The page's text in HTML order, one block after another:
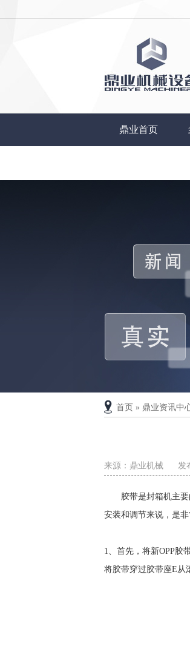
鼎业首页
首页 » 鼎业资讯中
来源：鼎业机械 发
胶带是封箱机主
安装和调节来说，是
1、首先，将新OPP胶
将胶带穿过胶带座E从